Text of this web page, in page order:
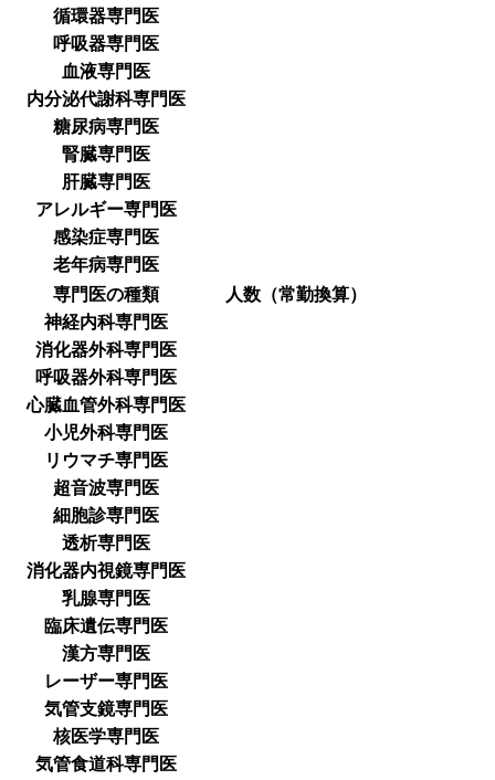
循環器専門医
呼吸器専門医
血液専門医
内分泌代謝科専門医
糖尿病専門医
腎臓専門医
肝臓専門医
アレルギー専門医
感染症専門医
老年病専門医
専門医の種類
人数（常勤換算）
神経内科専門医
消化器外科専門医
呼吸器外科専門医
心臓血管外科専門医
小児外科専門医
リウマチ専門医
超音波専門医
細胞診専門医
透析専門医
消化器内視鏡専門医
乳腺専門医
臨床遺伝専門医
漢方専門医
レーザー専門医
気管支鏡専門医
核医学専門医
気管食道科専門医